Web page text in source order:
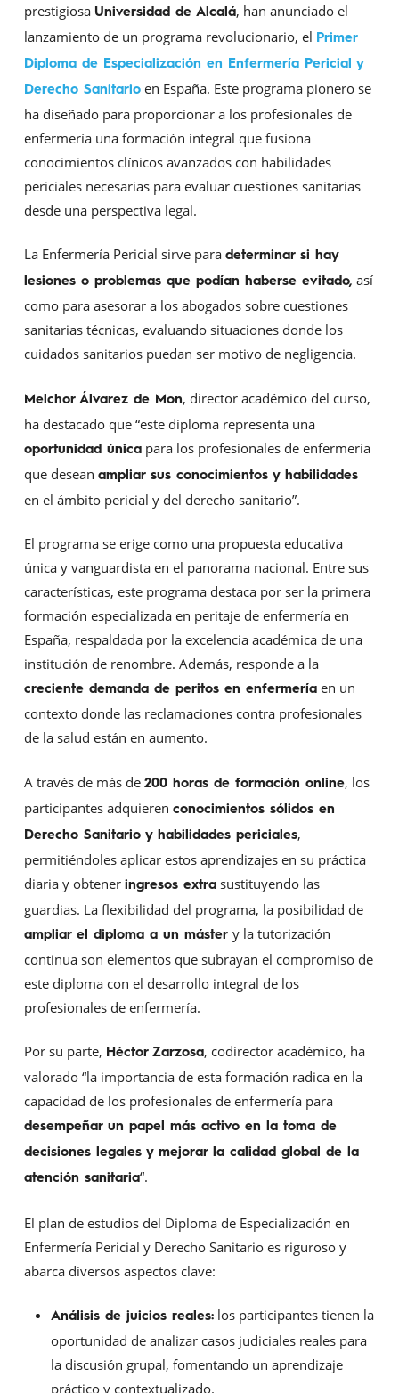
prestigiosa Universidad de Alcalá, han anunciado el
lanzamiento de un programa revolucionario, el Primer
Diploma de Especialización en Enfermería Pericial y
Derecho Sanitarioen España. Este programa pionero se
ha diseñado para proporcionar a los profesionales de
enfermería una formación integral que fusiona
conocimientos clínicos avanzados con habilidades
periciales necesarias para evaluar cuestiones sanitarias
desde una perspectiva legal.
La Enfermería Pericial sirve para determinar si hay
lesiones o problemas que podían haberse evitado, así
como para asesorar a los abogados sobre cuestiones
sanitarias técnicas, evaluando situaciones donde los
cuidados sanitarios puedan ser motivo de negligencia.
Melchor Álvarez de Mon, director académico del curso,
ha destacado que “este diploma representa una
oportunidad únicapara los profesionales de enfermería
que desean ampliar sus conocimientos y habilidades
en el ámbito pericial y del derecho sanitario”.
El programa se erige como una propuesta educativa
única y vanguardista en el panorama nacional. Entre sus
características, este programa destaca por ser la primera
formación especializada en peritaje de enfermería en
España, respaldada por la excelencia académica de una
institución de renombre. Además, responde a la
creciente demanda de peritos en enfermeríaen un
contexto donde las reclamaciones contra profesionales
de la salud están en aumento.
A través de más de 200 horas de formación online, los
participantes adquieren conocimientos sólidos en
Derecho Sanitario y habilidades periciales,
permitiéndoles aplicar estos aprendizajes en su práctica
diaria y obtener ingresos extrasustituyendo las
guardias. La flexibilidad del programa, la posibilidad de
ampliar el diploma a un máster y la tutorización
continua son elementos que subrayan el compromiso de
este diploma con el desarrollo integral de los
profesionales de enfermería.
Por su parte, Héctor Zarzosa, codirector académico, ha
valorado “la importancia de esta formación radica en la
capacidad de los profesionales de enfermería para
desempeñar un papel más activo en la toma de
decisiones legales y mejorar la calidad global de la
atención sanitaria“.
El plan de estudios del Diploma de Especialización en
Enfermería Pericial y Derecho Sanitario es riguroso y
abarca diversos aspectos clave:
Análisis de juicios reales:los participantes tienen la
oportunidad de analizar casos judiciales reales para
la discusión grupal, fomentando un aprendizaje
práctico y contextualizado.